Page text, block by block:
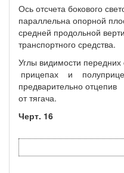
Ось отсчета бокового
параллельна опорной
средней продольной
транспортного средства.
Углы видимости
прицепах и
предварительно
от тягача.
Черт. 16